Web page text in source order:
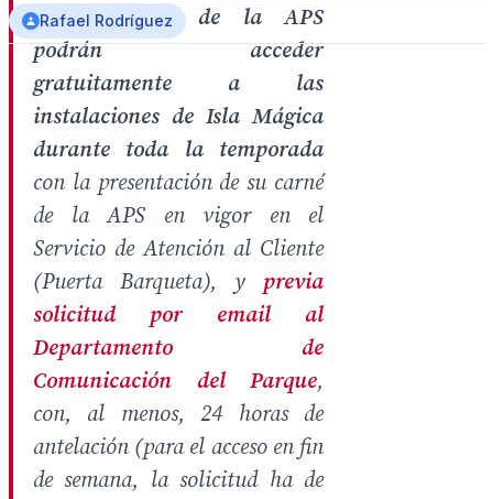
los miembros de la APS
podrán acceder
gratuitamente a las
instalaciones de Isla Mágica
durante toda la temporada
con la presentación de su carné
de la APS en vigor en el
Servicio de Atención al Cliente
(Puerta Barqueta), y previa
solicitud por email al
Departamento de
Comunicación del Parque,
con, al menos, 24 horas de
antelación (para el acceso en fin
de semana, la solicitud ha de
Rafael Rodríguez